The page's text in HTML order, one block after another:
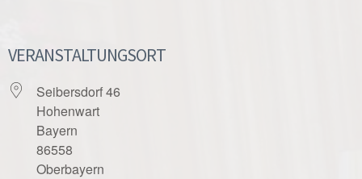
VERANSTALTUNGSORT
Seibersdorf 46
Hohenwart
Bayern
86558
Oberbayern